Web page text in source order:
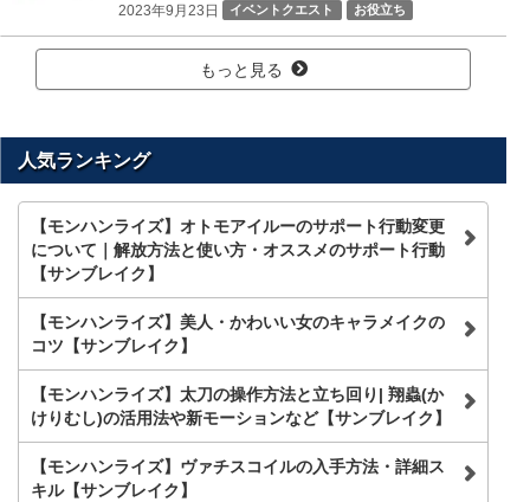
2023年9月23日 イベントクエスト
お役立ち
ニュース
もっと見る
人気ランキング
【モンハンライズ】オトモアイルーのサポート行動変更
について｜解放方法と使い方・オススメのサポート行動
【サンブレイク】
【モンハンライズ】美人・かわいい女のキャラメイクの
コツ【サンブレイク】
【モンハンライズ】太刀の操作方法と立ち回り| 翔蟲(か
けりむし)の活用法や新モーションなど【サンブレイク】
【モンハンライズ】ヴァチスコイルの入手方法・詳細ス
キル【サンブレイク】